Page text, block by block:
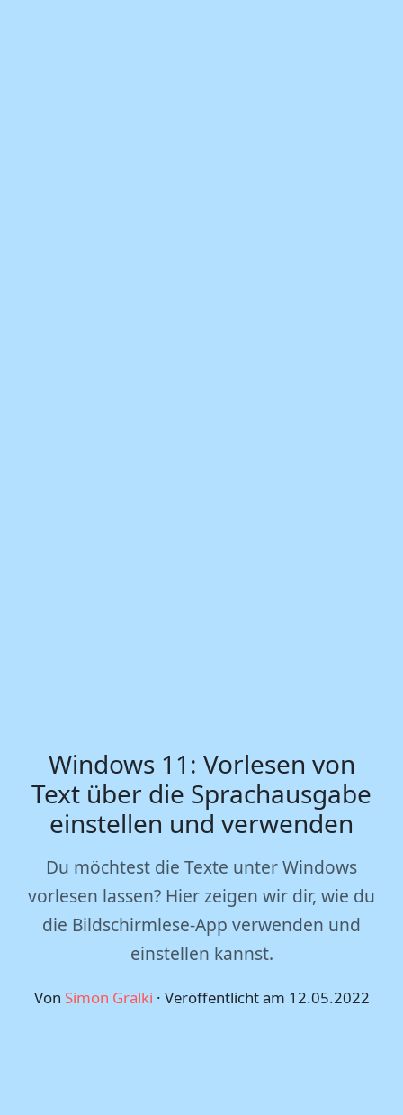
Windows 11: Vorlesen von
Text über die Sprachausgabe
einstellen und verwenden
Du möchtest die Texte unter Windows
vorlesen lassen? Hier zeigen wir dir, wie du
die Bildschirmlese-App verwenden und
einstellen kannst.
Von Simon Gralki · Veröffentlicht am 12.05.2022